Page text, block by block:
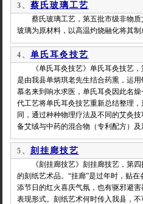
3、 蔡氏玻璃工艺
蔡氏玻璃工艺，第五批市级非物质
玻璃为原材料，以高温灼烧融化将其
4、 单氏耳灸技艺
《单氏耳灸技艺》单氏耳灸技艺，
是由我县单炳琪老先生结合药熏，运
慕名来到响水求医，单氏耳灸因此名
代工艺将单氏耳灸技艺重新总结整理
同，通过种种物理疗法及不同的艾灸
备艾绒与中药的混合物（专利配方）
5、 刻挂廊技艺
《刻挂廊技艺》刻挂廊技艺，第四
的刻纸艺术品。“挂廊”是过年时，贴
添节日的红火喜庆气氛，也有驱邪避
表现形式。刻纸艺术何时传入我县，